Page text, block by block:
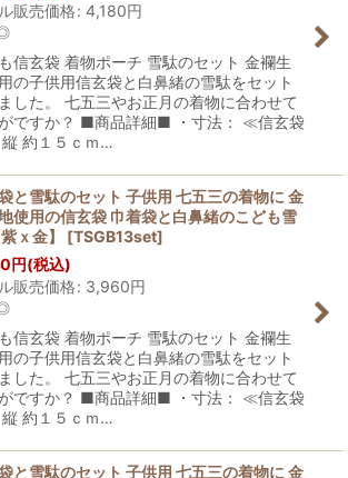
販売価格: 4,180円
信玄袋 着物ポーチ 雪駄のセット 金襴生
の子供用信玄袋と白鼻緒の雪駄をセット
した。 七五三やお正月の着物に合わせて
ですか？ ■商品詳細■ ・寸法： ≪信玄袋
約１５ｃｍ…
と雪駄のセット 子供用 七五三の着物に 金
使用の信玄袋 巾着袋と白鼻緒のこども雪
ｘ金】
[TSGB13set]
円(税込)
販売価格: 3,960円
信玄袋 着物ポーチ 雪駄のセット 金襴生
の子供用信玄袋と白鼻緒の雪駄をセット
した。 七五三やお正月の着物に合わせて
ですか？ ■商品詳細■ ・寸法： ≪信玄袋
約１５ｃｍ…
と雪駄のセット 子供用 七五三の着物に 金